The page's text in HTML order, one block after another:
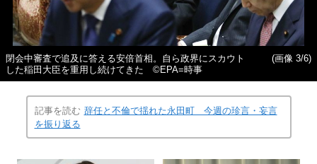
閉会中審査で追及に答える安倍首相。自ら政界にスカウト
した稲田大臣を重用し続けてきた ©EPA=時事
(画像 3/6)
記事を読む 辞任と不倫で揺れた永田町 今週の珍言・妄言
を振り返る